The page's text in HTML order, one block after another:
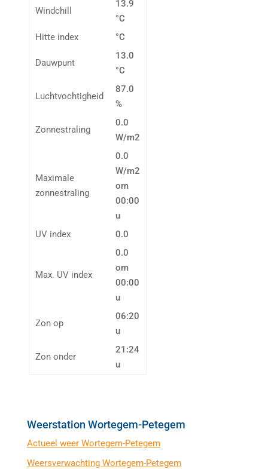
Windchill
13.9
°C
Hitte index
°C
Dauwpunt
13.0
°C
Luchtvochtigheid
87.0
%
Zonnestraling
0.0
W/m2
Maximale
zonnestraling
0.0
W/m2
om
00:00
u
UV index
0.0
Max. UV index
0.0
om
00:00
u
Zon op
06:20
u
Zon onder
21:24
u
Weerstation Wortegem-Petegem
Actueel weer Wortegem-Petegem
Weersverwachting Wortegem-Petegem